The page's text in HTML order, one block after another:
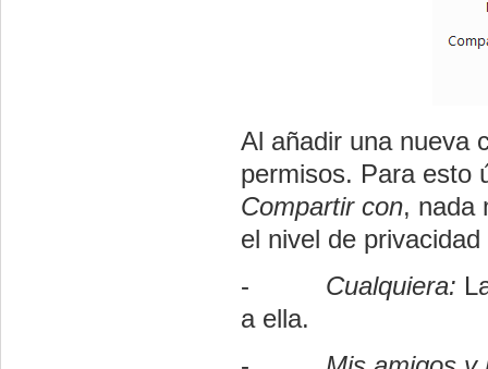
Al añadir una nueva
permisos. Para esto
Compartir con, nada
el nivel de
-
Cualquiera:
a ella.